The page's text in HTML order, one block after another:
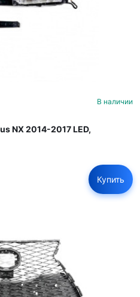
В наличии
NX 2014-2017 LED,
Купить